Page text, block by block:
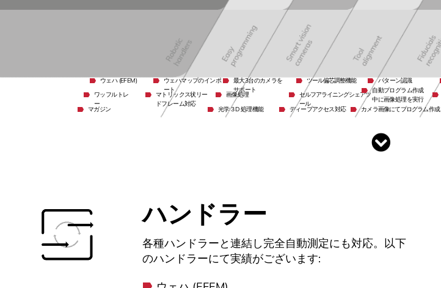
ウェハ (EFEM)
ウェハマップのインポ
ート
最大3台のカメラを
サポート
ツール偏芯調整機能 パターン認識
ワッフルトレ
ー
マトリックス状リー
ドフレーム対応
画像処理
セルフアライニングシェアツ
ール
自動プログラム作成
中に画像処理を実行
マガジン 光学３D 処理機能 ディープアクセス対応 カメラ画像にてプログラム作成
ハンドラー
各種ハンドラーと連結し完全自動測定にも対応。以下
のハンドラーにて実績がございます: